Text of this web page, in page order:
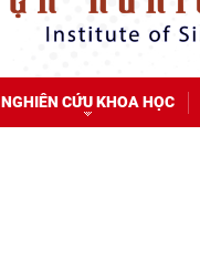
NGHIÊN CỨU KHOA HỌC